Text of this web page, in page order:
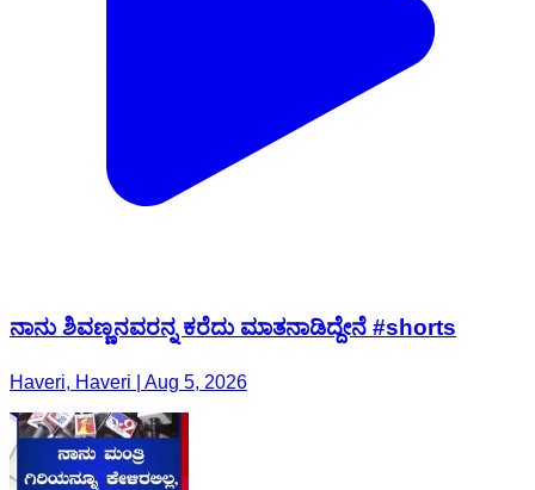
ನಾನು ಶಿವಣ್ಣನವರನ್ನ ಕರೆದು ಮಾತನಾಡಿದ್ದೇನೆ #shorts
Haveri, Haveri | Aug 5, 2026